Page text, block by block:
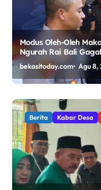
Modus Oleh-Oleh
Ngurah Rai Bali
Ganja Asal Thailand
bekasitoday.com Agu 8,
Berita Kabar Desa